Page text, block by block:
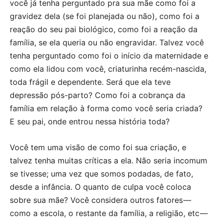
você já tenha perguntado pra sua mãe como foi a
gravidez dela (se foi planejada ou não), como foi a
reação do seu pai biológico, como foi a reação da
família, se ela queria ou não engravidar. Talvez você
tenha perguntado como foi o início da maternidade e
como ela lidou com você, criaturinha recém-nascida,
toda frágil e dependente. Será que ela teve
depressão pós-parto? Como foi a cobrança da
família em relação à forma como você seria criada?
E seu pai, onde entrou nessa história toda?
Você tem uma visão de como foi sua criação, e
talvez tenha muitas críticas a ela. Não seria incomum
se tivesse; uma vez que somos podadas, de fato,
desde a infância. O quanto de culpa você coloca
sobre sua mãe? Você considera outros fatores —
como a escola, o restante da família, a religião, etc —